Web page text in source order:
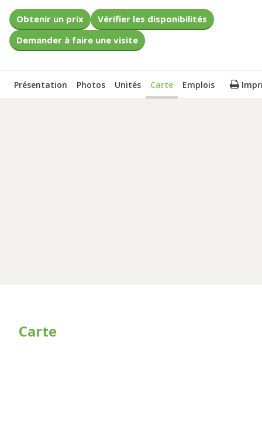
Obtenir un prix
Vérifier les disponibilités
Demander à faire une visite
Présentation Photos Unités Carte Emplois
Carte